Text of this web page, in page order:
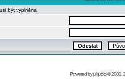
být vyplněna
Powered byphpBB© 2001,